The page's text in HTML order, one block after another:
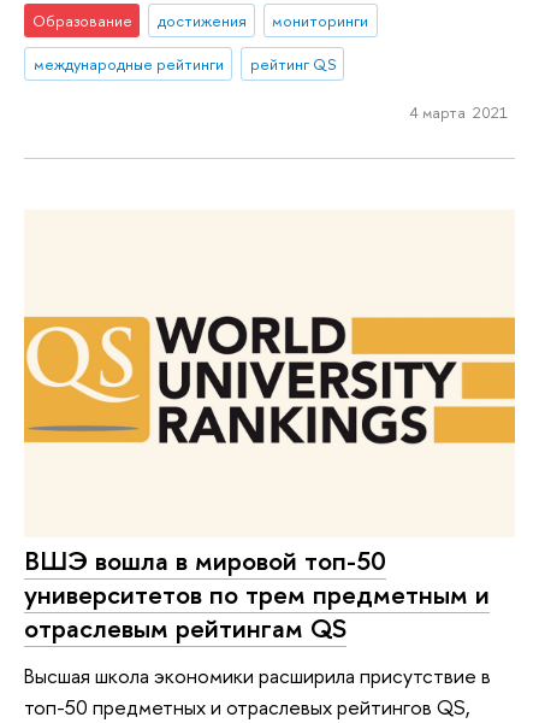
Образование достижения
мониторинги
международные рейтинги
рейтинг QS
4 марта 2021
ВШЭ вошла в мировой топ-50
университетов по трем предметным и
отраслевым рейтингам QS
Высшая школа экономики расширила присутствие в
топ-50 предметных и отраслевых рейтингов QS,